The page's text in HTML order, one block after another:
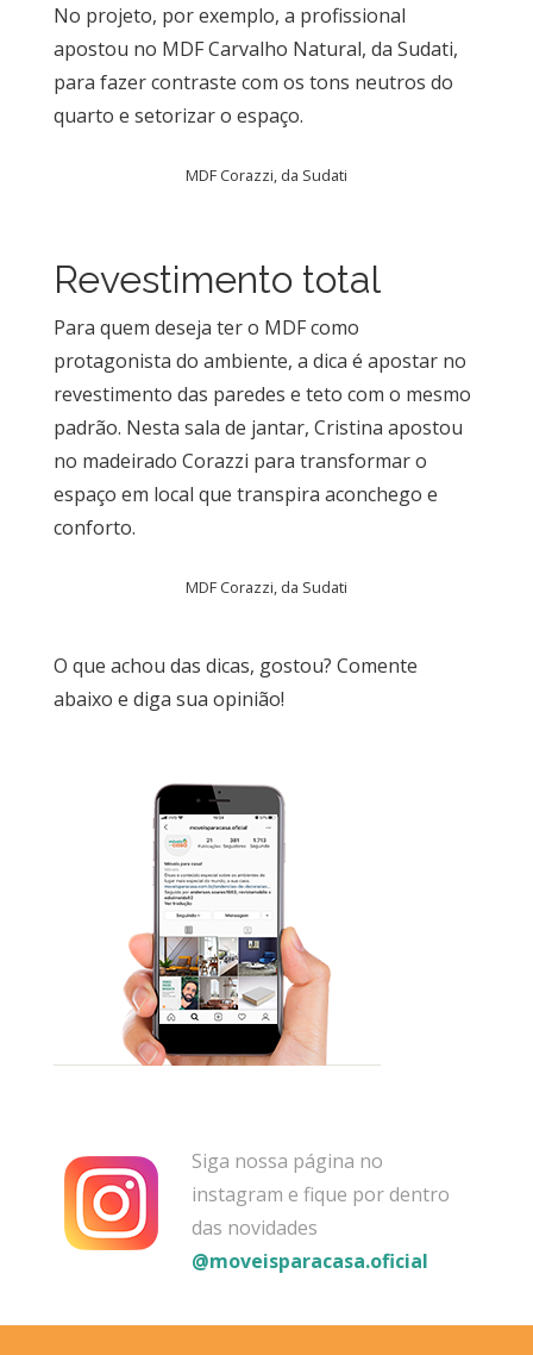
No projeto, por exemplo, a profissional
apostou no MDF Carvalho Natural, da Sudati,
para fazer contraste com os tons neutros do
quarto e setorizar o espaço.
MDF Corazzi, da Sudati
Revestimento total
Para quem deseja ter o MDF como
protagonista do ambiente, a dica é apostar no
revestimento das paredes e teto com o mesmo
padrão. Nesta sala de jantar, Cristina apostou
no madeirado Corazzi para transformar o
espaço em local que transpira aconchego e
conforto.
MDF Corazzi, da Sudati
O que achou das dicas, gostou? Comente
abaixo e diga sua opinião!
Siga nossa página no
instagram e fique por dentro
das novidades
@moveisparacasa.oficial